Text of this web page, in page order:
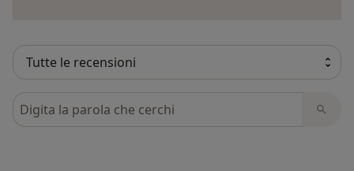
Cerca nelle recensioni